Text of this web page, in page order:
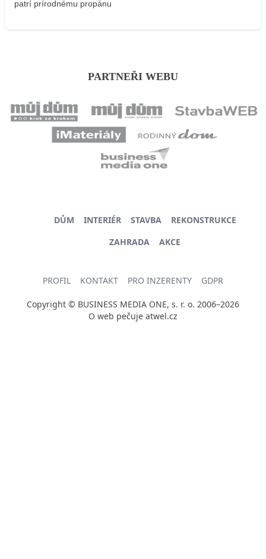
patrí prírodnému propánu
PARTNEŘI WEBU
DŮM INTERIÉR STAVBA
REKONSTRUKCE
ZAHRADA
AKCE
PROFIL KONTAKT PRO INZERENTY GDPR
Copyright © BUSINESS MEDIA ONE, s. r. o. 2006–2026